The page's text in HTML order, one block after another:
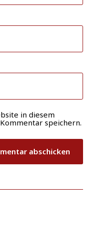
in diesem
speichern.